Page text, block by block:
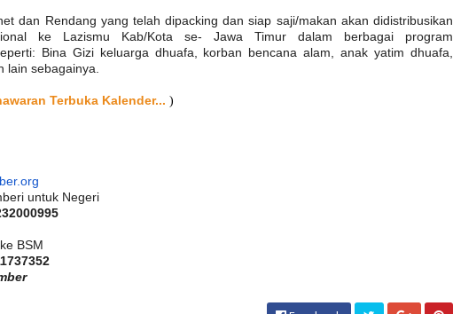
dan Rendang yang telah dipacking dan siap saji/makan akan didistribusikan
ke Lazismu Kab/Kota se- Jawa Timur dalam berbagai program
Bina Gizi keluarga dhuafa, korban bencana alam, anak yatim dhuafa,
lain sebagainya.
Terbuka Kalender... )
untuk Negeri
BSM